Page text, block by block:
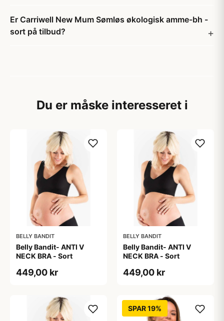
Er Carriwell New Mum Sømløs økologisk amme-bh -
sort på tilbud?
Du er måske interesseret i
BELLY BANDIT
Belly Bandit- ANTI V
NECK BRA - Sort
449,00 kr
BELLY BANDIT
Belly Bandit- ANTI V
NECK BRA - Sort
449,00 kr
SPAR 19%